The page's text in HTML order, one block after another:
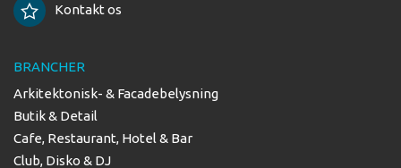
Kontakt os
BRANCHER
Arkitektonisk- & Facadebelysning
Butik & Detail
Cafe, Restaurant, Hotel & Bar
Club, Disko & DJ